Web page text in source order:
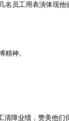
名员工用表演体现他
精神。
障业绩，赞美他们